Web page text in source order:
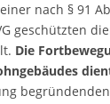
nach § 91
geschützten
Die